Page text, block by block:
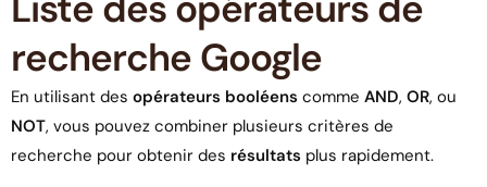
recherche Google
En utilisant des opérateurs booléens comme AND, OR, ou
NOT, vous pouvez combiner plusieurs critères de
recherche pour obtenir des résultats plus rapidement.